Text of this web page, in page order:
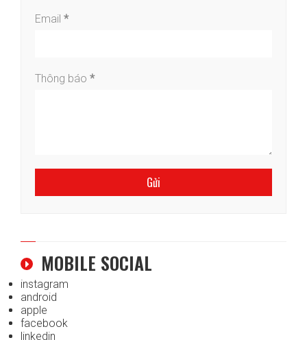
Email *
Thông báo *
MOBILE SOCIAL
instagram
android
apple
facebook
linkedin